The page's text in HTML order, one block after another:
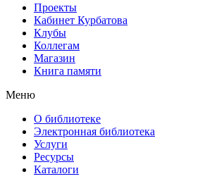
Проекты
Кабинет Курбатова
Клубы
Коллегам
Магазин
Книга памяти
Меню
О библиотеке
Электронная библиотека
Услуги
Ресурсы
Каталоги